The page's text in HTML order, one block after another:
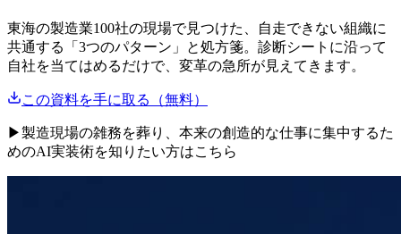
東海の製造業100社の現場で見つけた、自走できない組織に
共通する「3つのパターン」と処方箋。診断シートに沿って
自社を当てはめるだけで、変革の急所が見えてきます。
この資料を手に取る（無料）
▶製造現場の雑務を葬り、本来の創造的な仕事に集中するた
めのAI実装術を知りたい方はこちら